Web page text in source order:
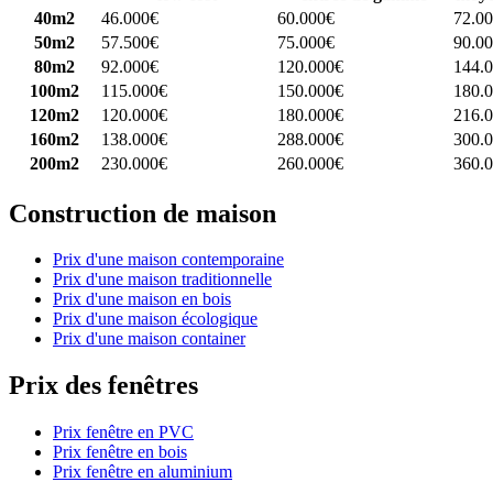
40m2
46.000€ 60.000€
50m2
57.500€ 75.000€
80m2
92.000€ 120.000€
100m2
115.000€ 150.000€
120m2
120.000€ 180.000€
160m2
138.000€ 288.000€
200m2
230.000€ 260.000€
Construction de maison
Prix d'une maison contemporaine
Prix d'une maison traditionnelle
Prix d'une maison en bois
Prix d'une maison écologique
Prix d'une maison container
Prix des fenêtres
Prix fenêtre en PVC
Prix fenêtre en bois
Prix fenêtre en aluminium